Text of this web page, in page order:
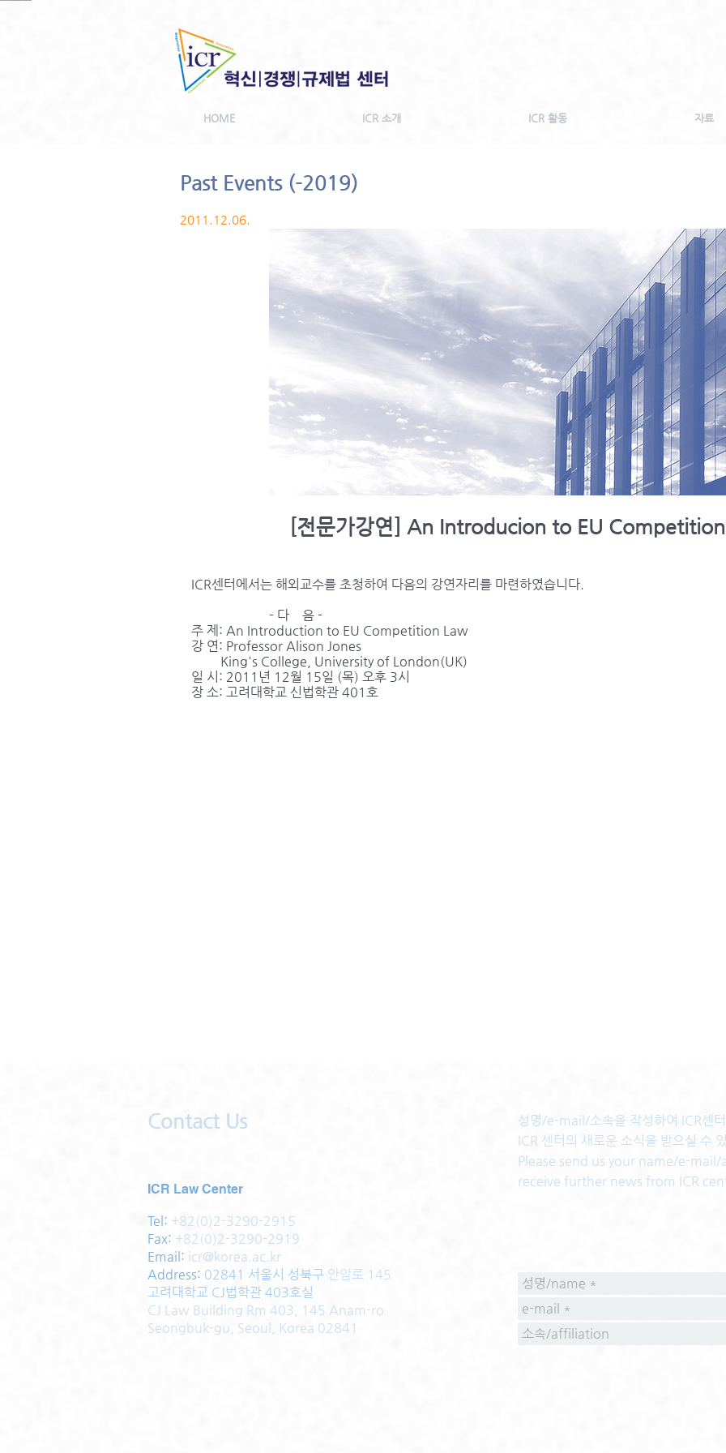
HOME ICR 소개 ICR 활동 자료
Past Events (-2019)
2011.12.06.
[전문가강연] An Introducion to EU
ICR센터에서는 해외교수를 초청하여 다음의 강연자리를 마련하였습니다.
- 다 음 -
주 제: An Introduction to EU Competition Law
강 연: Professor Alison Jones
King's College, University of London(UK)
일 시: 2011년 12월 15일 (목) 오후 3시
장 소: 고려대학교 신법학관 401호
Contact Us
ICR Law Center
Tel: +82(0)2-3290-2915
Fax: +82(0)2-3290-2919
Email: icr@korea.ac.kr
Address: 02841 서울시 성북구 안암로 145
고려대학교 CJ법학관 403호실
CJ Law Building Rm 403, 145 Anam-ro
Seongbuk-gu, Seoul, Korea 02841
성명/e-mail/소속을 작성하여 ICR센
ICR 센터의 새로운 소식을 받으실 수
Please send us your name/e-
receive further news from ICR